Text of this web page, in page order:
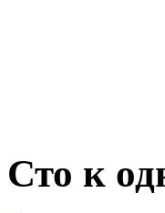
Сто к